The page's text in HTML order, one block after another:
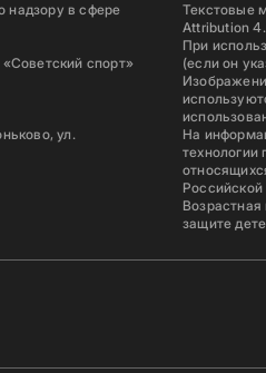
надзору в сфере
спорт»
ул.
Текстовые
Attribution
При
(если он
На
технологии
защите